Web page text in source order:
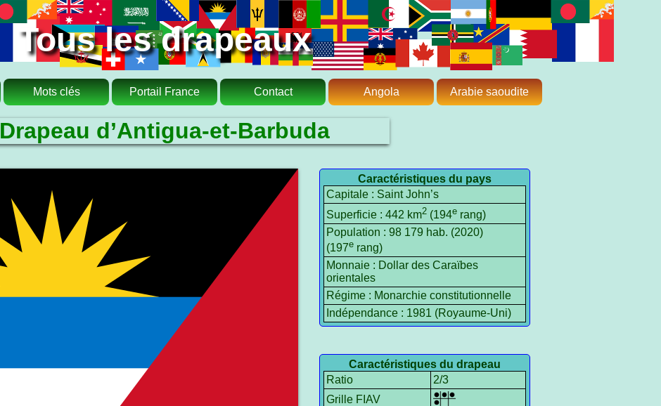
Tous les drapeaux
Mots clés Portail France Contact Angola Arabie saoudite
Drapeau d’Antigua-et-Barbuda
Caractéristiques du pays
Capitale : Saint John’s
Superficie : 442 km2(194erang)
Population : 98 179 hab. (2020)
(197erang)
Monnaie : Dollar des Caraïbes
orientales
Régime : Monarchie constitutionnelle
Indépendance : 1981 (Royaume-Uni)
Caractéristiques du drapeau
Ratio
2/3
Grille FIAV